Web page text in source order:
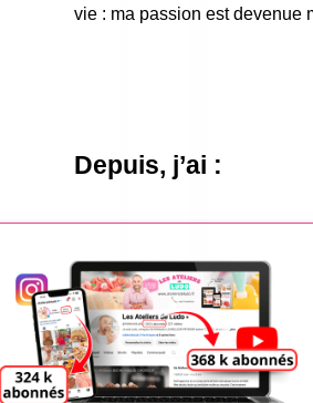
vie : ma passion est devenue
Depuis, j’ai :